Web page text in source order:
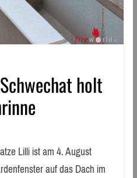
holt
Lilli ist am 4. August
auf das Dach im